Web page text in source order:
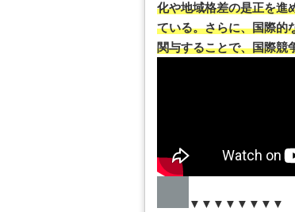
化や地域格差の是正を進
ている。さらに、国際的
関与することで、国際競
▼▼▼▼▼▼▼▼